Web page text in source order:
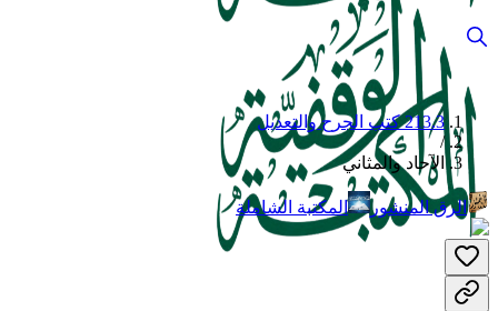
213.3 كتب الجرح والتعديل
/
الآحاد والمثاني
الرق المنشور المكتبة الشاملة